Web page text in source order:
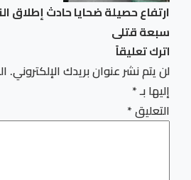
ارتفاع حصيلة ضحايا حادث إطلاق
سبعة قتلى
اترك تعليقاً
لن يتم نشر عنوان بريدك الإلكتروني.
إليها بـ*
التعليق*